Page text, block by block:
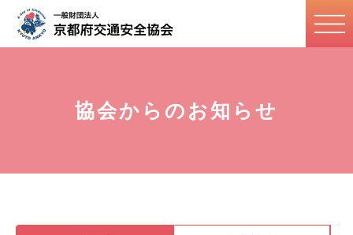
協会からのお知らせ